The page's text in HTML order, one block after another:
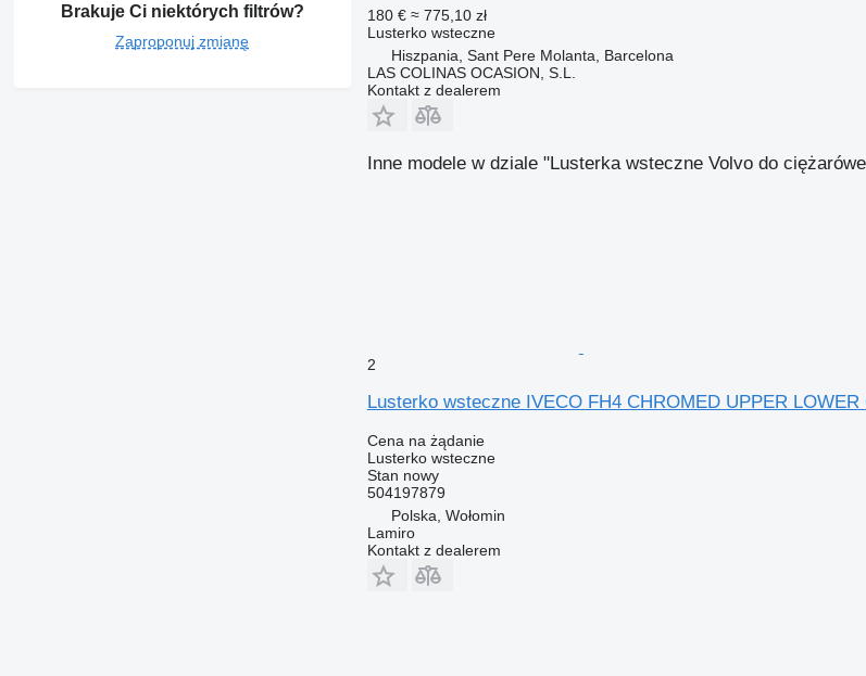
Brakuje Ci niektórych filtrów?
Zaproponuj zmianę
180 € ≈ 775,10 zł
Lusterko wsteczne
Hiszpania, Sant Pere Molanta, Barcelona
LAS COLINAS OCASION, S.L.
Kontakt z dealerem
Inne modele w dziale "Lusterka wsteczne Volvo do
2
Lusterko wsteczne IVECO FH4 CHROMED UPPER
Cena na żądanie
Lusterko wsteczne
Stan nowy
504197879
Polska, Wołomin
Lamiro
Kontakt z dealerem